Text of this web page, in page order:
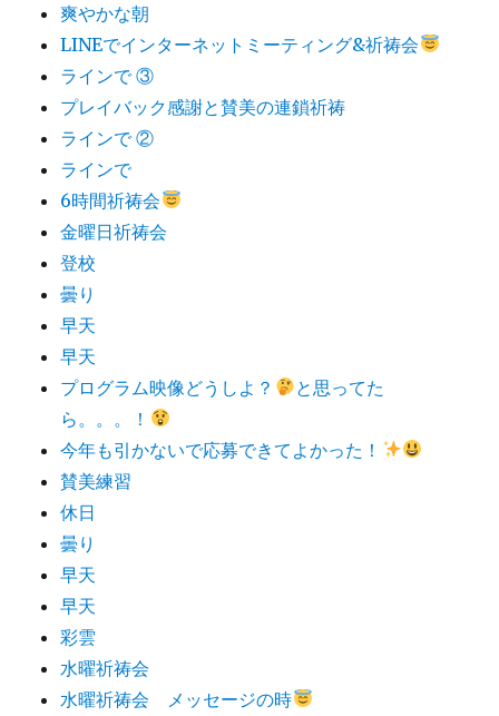
爽やかな朝
LINEでインターネットミーティング&祈祷会
ラインで ③
プレイバック感謝と賛美の連鎖祈祷
ラインで ②
ラインで
6時間祈祷会
金曜日祈祷会
登校
曇り
早天
早天
プログラム映像どうしよ？
と思ってた
ら。。。！
今年も引かないで応募できてよかった！
賛美練習
休日
曇り
早天
早天
彩雲
水曜祈祷会
水曜祈祷会 メッセージの時